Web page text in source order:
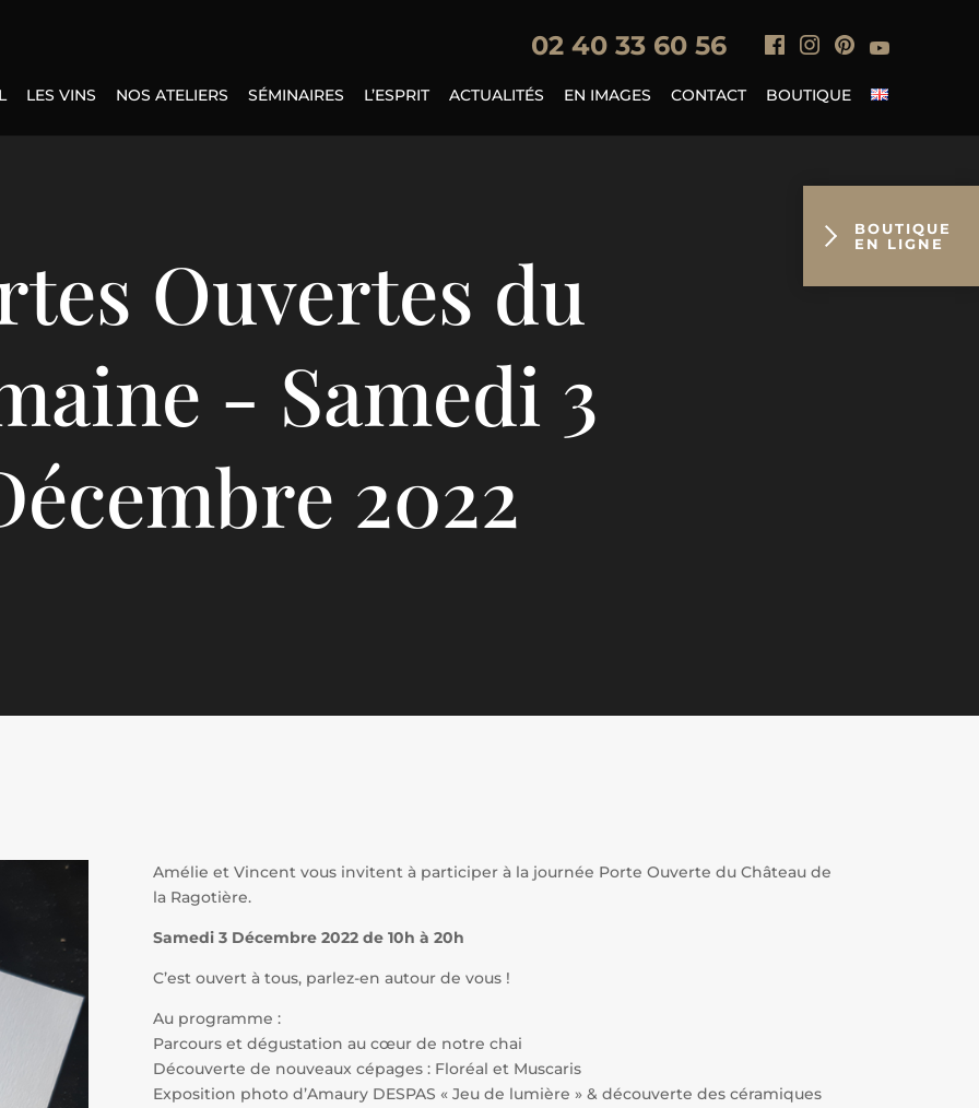
LES VINS NOS ATELIERS SÉMINAIRES L’ESPRIT ACTUALITÉS EN IMAGES CONTACT BOUTIQUE
Ouvertes du
- Samedi 3
2022
Amélie et Vincent vous invitent à participer à la journée Porte Ouverte du Château de
la Ragotière.
Samedi 3 Décembre 2022 de 10h à 20h
C’est ouvert à tous, parlez-en autour de vous !
Au programme :
Parcours et dégustation au cœur de notre chai
Découverte de nouveaux cépages : Floréal et Muscaris
Exposition photo d’Amaury DESPAS « Jeu de lumière » & découverte des céramiques
02 40 33 60 56
BOUTIQUE
EN LIGNE